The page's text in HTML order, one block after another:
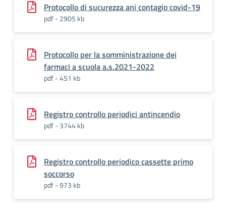
Protocollo di sucurezza ani contagio covid-19
pdf - 2905 kb
Protocollo per la somministrazione dei
farmaci a scuola a.s.2021-2022
pdf - 451 kb
Registro controllo periodici antincendio
pdf - 3744 kb
Registro controllo periodico cassette primo
soccorso
pdf - 973 kb